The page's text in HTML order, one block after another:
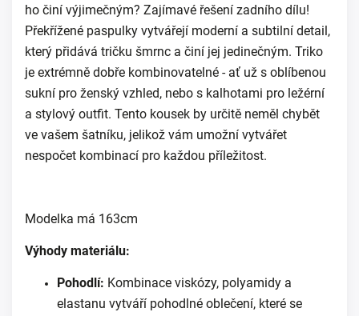
ho činí výjimečným? Zajímavé řešení zadního dílu!
Překřížené paspulky vytvářejí moderní a subtilní detail,
který přidává tričku šmrnc a činí jej jedinečným. Triko
je extrémně dobře kombinovatelné - ať už s oblíbenou
sukní pro ženský vzhled, nebo s kalhotami pro ležérní
a stylový outfit. Tento kousek by určitě neměl chybět
ve vašem šatníku, jelikož vám umožní vytvářet
nespočet kombinací pro každou příležitost.
Modelka má 163cm
Výhody materiálu:
Pohodlí: Kombinace viskózy, polyamidy a
elastanu vytváří pohodlné oblečení, které se